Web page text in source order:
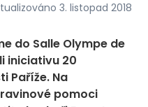
3. listopad 2018
do Salle Olympe de
iniciativu 20
Paříže. Na
pomoci